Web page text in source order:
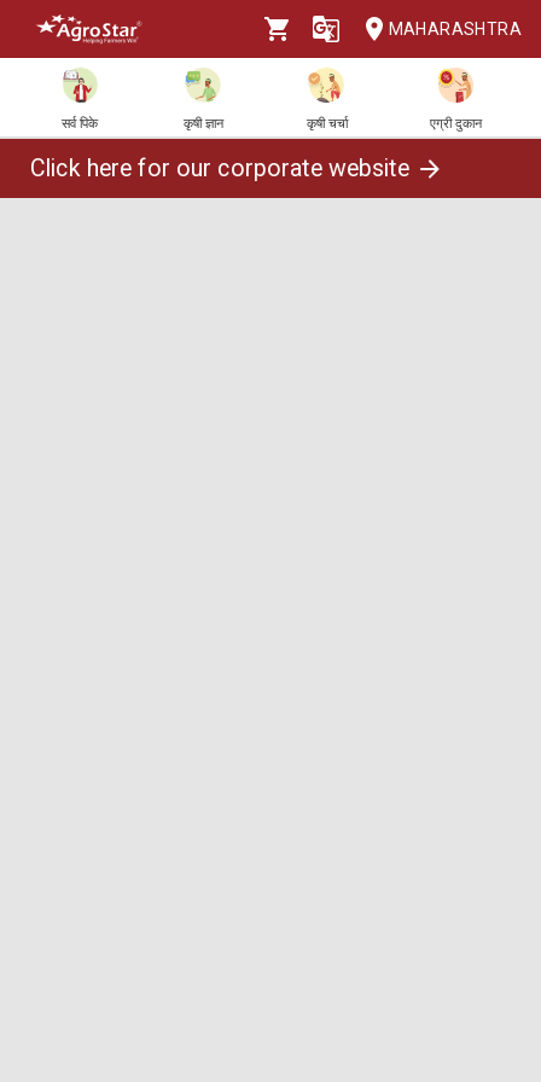
MAHARASHTRA
सर्व पिके कृषी ज्ञान कृषी चर्चा एग्री दुकान
Click here for our corporate website